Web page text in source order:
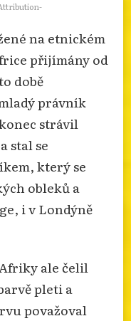
na etnickém
přijímány od
době
právník
strávil
stal se
který se
obleků a
i v Londýně
ale čelil
pleti a
považoval